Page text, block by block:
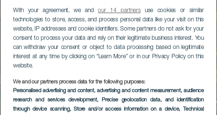
With your agreement, we andour 14 partnersuse cookies or similar
technologies to store, access, and process personal data like your visit on this
website, IP addresses and cookie identifiers. Some partners do not ask for your
consent to process your data and rely on their legitimate business interest. You
can withdraw your consent or object to data processing based on legitimate
interest at any time by clicking on “Learn More” or in our Privacy Policy on this
website.
We and our partners process data for the following purposes:
Personalised advertising and content, advertising and content measurement, audience
research and services development, Precise geolocation data, and identification
through device scanning, Store and/or access information on a device, Technical